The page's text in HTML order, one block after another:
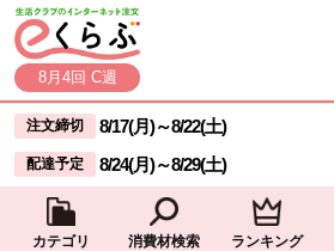
ページの先頭です。
本文へジャンプする。
8月4回 C週
ここからサイト内共通メニューです。
サイト内共通メニューをスキップする
注文締切 8/17(月)～8/22(土)
配達予定 8/24(月)～8/29(土)
カテゴリ 消費材検索 ランキング